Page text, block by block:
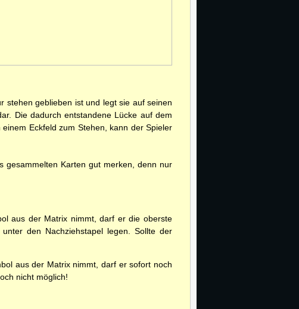
stehen geblieben ist und legt sie auf seinen
Die dadurch entstandene Lücke auf dem
Eckfeld zum Stehen, kann der Spieler
gesammelten Karten gut merken, denn nur
aus der Matrix nimmt, darf er die oberste
den Nachziehstapel legen. Sollte der
aus der Matrix nimmt, darf er sofort noch
nicht möglich!